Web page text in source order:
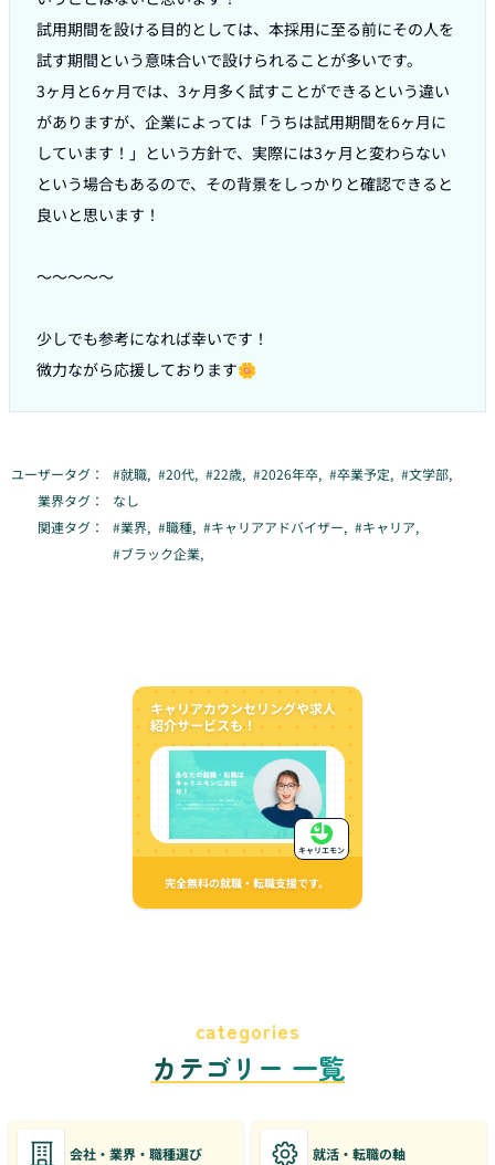
試用期間を設ける目的としては、本採用に至る前にその人を
試す期間という意味合いで設けられることが多いです。
3ヶ月と6ヶ月では、3ヶ月多く試すことができるという違い
がありますが、企業によっては「うちは試用期間を6ヶ月に
しています！」という方針で、実際には3ヶ月と変わらない
という場合もあるので、その背景をしっかりと確認できると
良いと思います！
〜〜〜〜〜
少しでも参考になれば幸いです！
微力ながら応援しております🌼
ユーザータグ： #就職, #20代, #22歳, #2026年卒, #卒業予定, #文学部,
業界タグ：
なし
関連タグ：
#業界, #職種, #キャリアアドバイザー, #キャリア,
#ブラック企業,
キャリアカウンセリングや求人
紹介サービスも！
完全無料の就職・転職支援です。
キャリエモン
categories
カテゴリー 一覧
会社・業界・職種選び 就活・転職の軸